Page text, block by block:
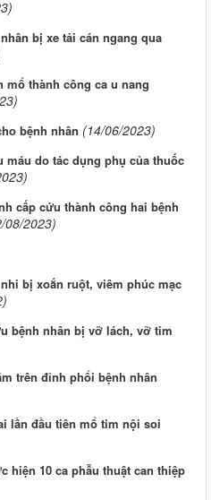
bị xe tải cán ngang qua
mổ thành công ca u nang
bệnh nhân (14/06/2023)
do tác dụng phụ của thuốc
cấp cứu thành công hai bệnh
08/2023)
bị xoắn ruột, viêm phúc mạc
bệnh nhân bị vỡ lách, vỡ tim
trên đỉnh phổi bệnh nhân
lần đầu tiên mổ tim nội soi
hiện 10 ca phẫu thuật can thiệp